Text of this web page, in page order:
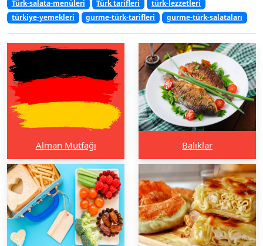
Türk-salata-menüleri Türk tarifleri
türk-lezzetleri
türkiye-yemekleri
gurme-türk-tarifleri gurme-türk-salataları
Alman Mutfağı Balıklar